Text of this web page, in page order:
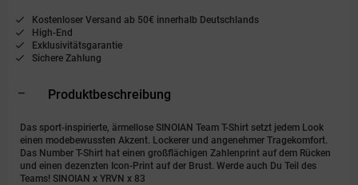
Kostenloser Versand ab 50€ innerhalb Deutschlands
High-End
Exklusivitätsgarantie
Sichere Zahlung
Produktbeschreibung
Das sport-inspirierte, ärmellose SINOIAN Team T-Shirt setzt jedem Look
einen modebewussten Akzent. Lockerer und angenehmer Tragekomfort.
Das Number T-Shirt hat einen großflächigen Zahlenprint auf dem Rücken
und einen dezenzten Icon-Print auf der Brust. Werde auch Du Teil des
Teams! SINOIAN x YRVN x 83